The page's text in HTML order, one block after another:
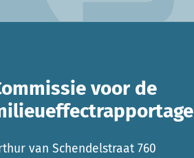
voor de
van Schendelstraat 760